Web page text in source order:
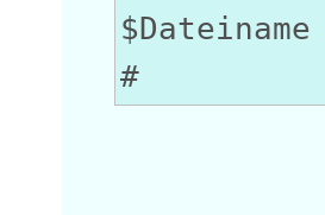
$Dateiname
#